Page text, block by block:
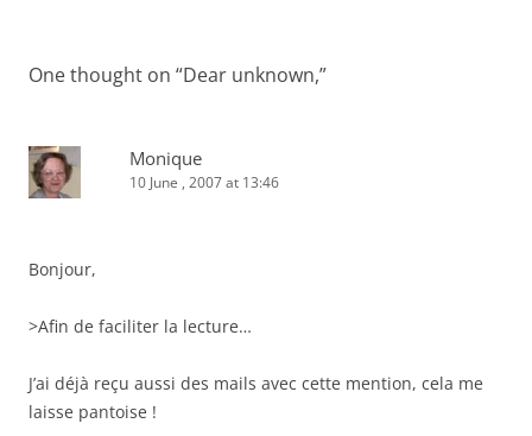
One thought on “Dear unknown,”
Monique
10 June , 2007 at 13:46
Bonjour,
>Afin de faciliter la lecture…
J’ai déjà reçu aussi des mails avec cette mention, cela me
laisse pantoise !